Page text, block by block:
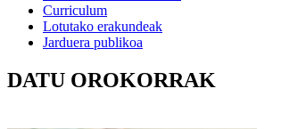
Curriculum
Lotutako erakundeak
Jarduera publikoa
DATU OROKORRAK